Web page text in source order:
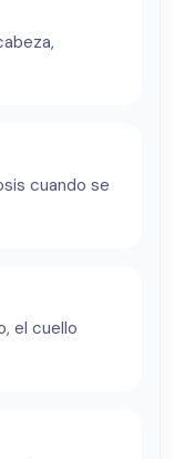
cuando se
el cuello